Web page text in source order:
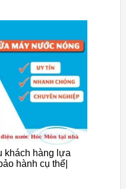
khách hàng lựa
hành cụ thể|